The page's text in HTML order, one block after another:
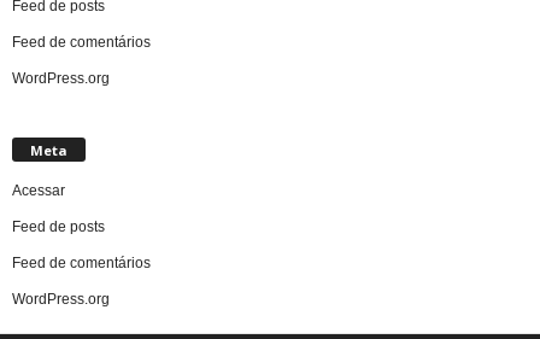
Feed de posts
Feed de comentários
WordPress.org
Meta
Acessar
Feed de posts
Feed de comentários
WordPress.org